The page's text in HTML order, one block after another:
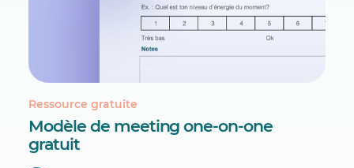
Ressource gratuite
Modèle de meeting one-on-one
gratuit